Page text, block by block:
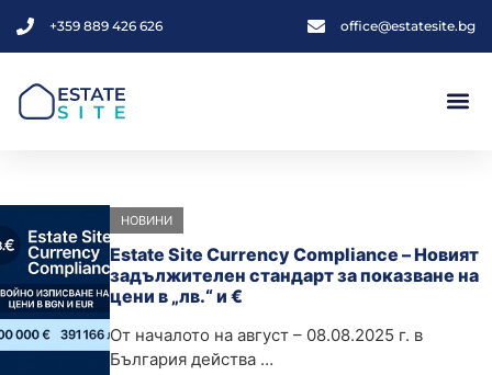
+359 889 426 626 office@estatesite.bg
НОВИНИ
Estate Site Currency Compliance – Новият
задължителен стандарт за показване на
цени в „лв.“ и €
От началото на август – 08.08.2025 г. в
България действа …